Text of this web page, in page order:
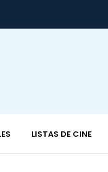
LISTAS DE CINE